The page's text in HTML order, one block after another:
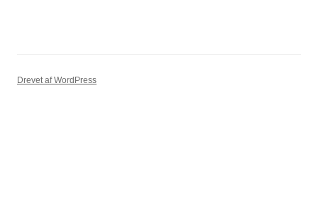
Drevet af WordPress